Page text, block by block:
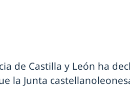
de Castilla y León ha
la Junta